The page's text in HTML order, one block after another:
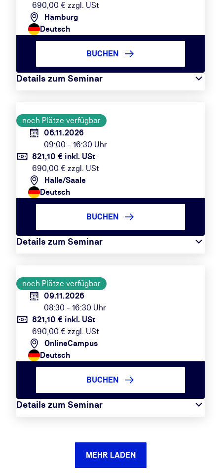
690,00 € zzgl. USt
Hamburg
Deutsch
Details zum Seminar
BUCHEN
noch Plätze verfügbar
06.11.2026
09:00 - 16:30 Uhr
821,10 € inkl. USt
690,00 € zzgl. USt
Halle/Saale
Deutsch
Details zum Seminar
BUCHEN
noch Plätze verfügbar
09.11.2026
08:30 - 16:30 Uhr
821,10 € inkl. USt
690,00 € zzgl. USt
OnlineCampus
Deutsch
Details zum Seminar
BUCHEN
MEHR LADEN